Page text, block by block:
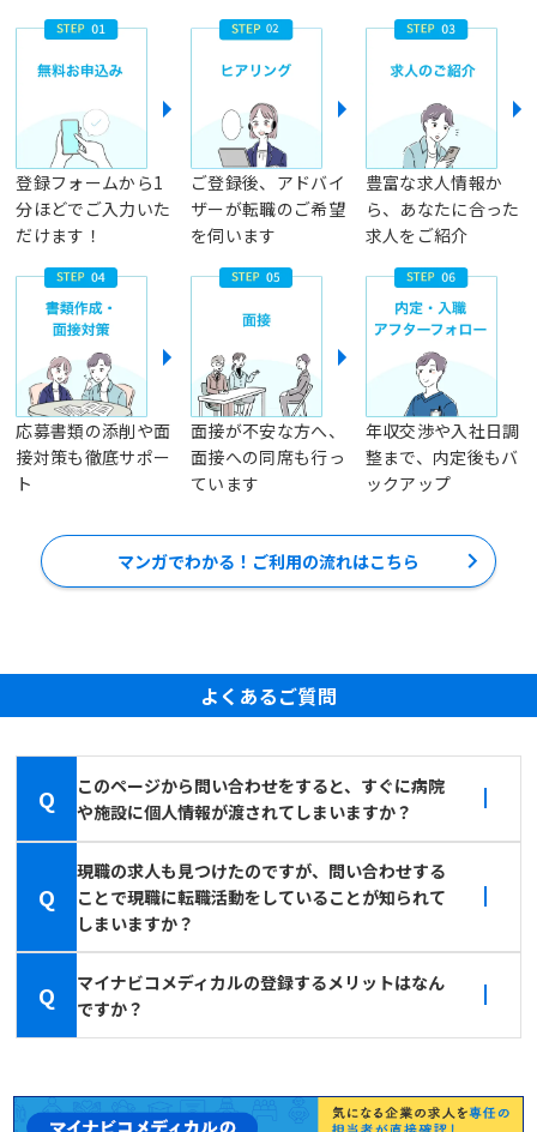
登録フォームから1
分ほどでご入力いた
だけます！
ご登録後、アドバイ
ザーが転職のご希望
を伺います
豊富な求人情報か
ら、あなたに合った
求人をご紹介
応募書類の添削や面
接対策も徹底サポー
ト
面接が不安な方へ、
面接への同席も行っ
ています
年収交渉や入社日調
整まで、内定後もバ
ックアップ
マンガでわかる！ご利用の流れはこちら
よくあるご質問
Q
このページから問い合わせをすると、すぐに病院
や施設に個人情報が渡されてしまいますか？
Q
現職の求人も見つけたのですが、問い合わせする
ことで現職に転職活動をしていることが知られて
しまいますか？
Q
マイナビコメディカルの登録するメリットはなん
ですか？